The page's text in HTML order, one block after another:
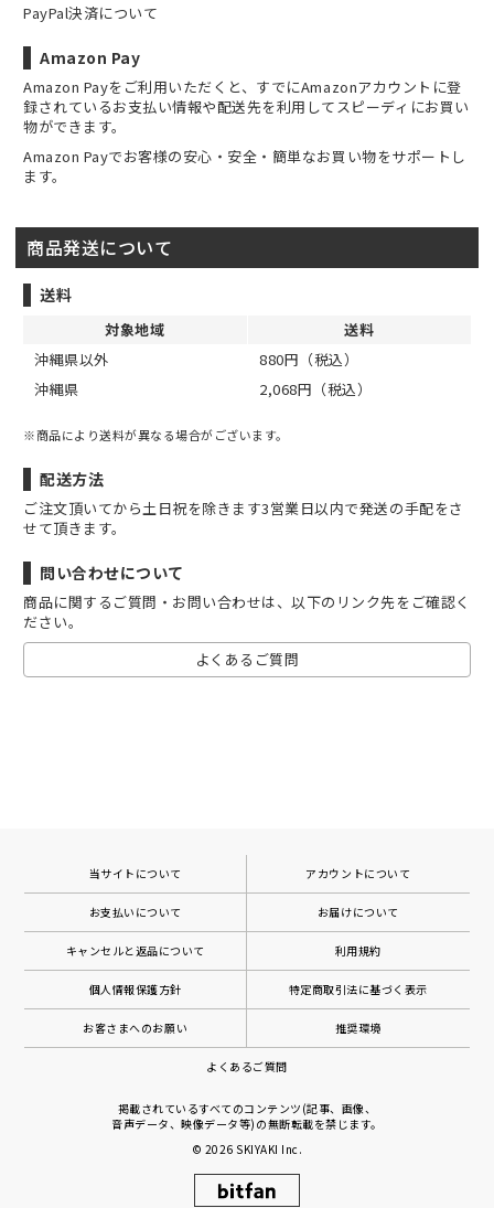
PayPal決済について
Amazon Pay
Amazon Payをご利用いただくと、すでにAmazonアカウントに登
録されているお支払い情報や配送先を利用してスピーディにお買い
物ができます。
Amazon Payでお客様の安心・安全・簡単なお買い物をサポートし
ます。
商品発送について
送料
対象地域
送料
沖縄県以外
880円（税込）
沖縄県
2,068円（税込）
※商品により送料が異なる場合がございます。
配送方法
ご注文頂いてから土日祝を除きます3営業日以内で発送の手配をさ
せて頂きます。
問い合わせについて
商品に関するご質問・お問い合わせは、以下のリンク先をご確認く
ださい。
よくあるご質問
当サイトについて アカウントについて
お支払いについて お届けについて
キャンセルと返品について 利用規約
個人情報保護方針 特定商取引法に基づく表示
お客さまへのお願い 推奨環境
よくあるご質問
掲載されているすべてのコンテンツ(記事、画像、
音声データ、映像データ等)の無断転載を禁じます。
© 2026 SKIYAKI Inc.